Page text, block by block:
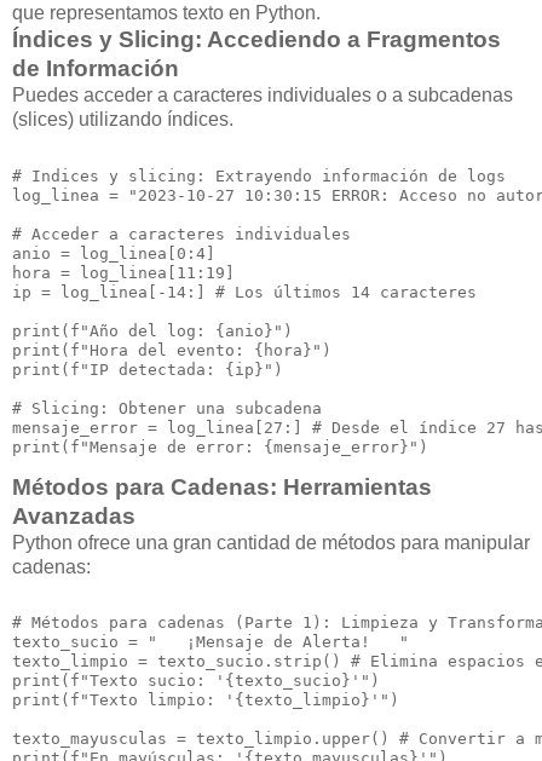
que representamos texto en Python.
Índices y Slicing: Accediendo a Fragmentos
de Información
Puedes acceder a caracteres individuales o a subcadenas
(slices) utilizando índices.
# Indices y slicing: Extrayendo información de logs
log_linea = "2023-10-27 10:30:15 ERROR: Acceso no
# Acceder a caracteres individuales
anio = log_linea[0:4]
hora = log_linea[11:19]
ip = log_linea[-14:] # Los últimos 14 caracteres
print(f"Año del log: {anio}")
print(f"Hora del evento: {hora}")
print(f"IP detectada: {ip}")
# Slicing: Obtener una subcadena
mensaje_error = log_linea[27:] # Desde el índice 27
Métodos para Cadenas: Herramientas
Avanzadas
Python ofrece una gran cantidad de métodos para manipular
cadenas:
# Métodos para cadenas (Parte 1): Limpieza y
texto_sucio = "   ¡Mensaje de Alerta!   "
texto_limpio = texto_sucio.strip() # Elimina
print(f"Texto sucio: '{texto_sucio}'")
print(f"Texto limpio: '{texto_limpio}'")
texto_mayusculas = texto_limpio.upper() # Convertir a